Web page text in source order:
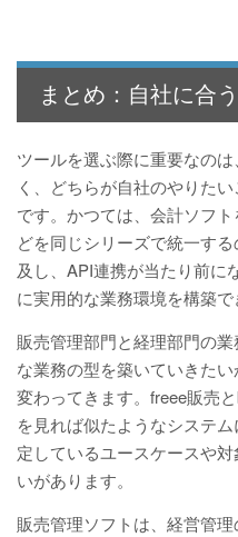
まとめ：自社に合
ツールを選ぶ際に重要なの
く、どちらが自社のやりた
です。かつては、会計ソフ
どを同じシリーズで統一す
及し、API連携が当たり前に
に実用的な業務環境を構築で
販売管理部門と経理部門の
な業務の型を築いていきた
変わってきます。freee販売
を見れば似たようなシステ
定しているユースケースや
いがあります。
販売管理ソフトは、経営管